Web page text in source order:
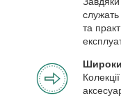
служать
та